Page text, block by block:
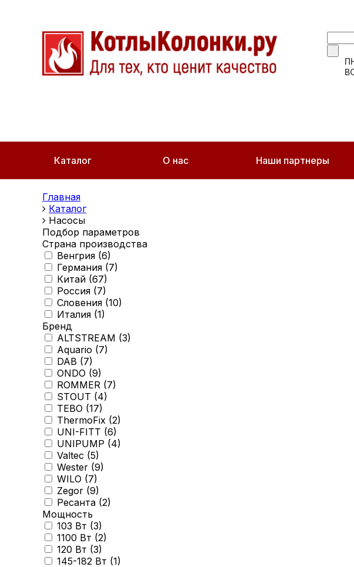
Каталог О нас Наши партнеры
Главная
Каталог
Насосы
Подбор параметров
Страна производства
Венгрия (6)
Германия (7)
Китай (67)
Россия (7)
Словения (10)
Италия (1)
Бренд
ALTSTREAM (3)
Aquario (7)
DAB (7)
ONDO (9)
ROMMER (7)
STOUT (4)
TEBO (17)
ThermoFix (2)
UNI-FITT (6)
UNIPUMP (4)
Valtec (5)
Wester (9)
WILO (7)
Zegor (9)
Ресанта (2)
Мощность
103 Вт (3)
1100 Вт (2)
120 Вт (3)
145-182 Вт (1)